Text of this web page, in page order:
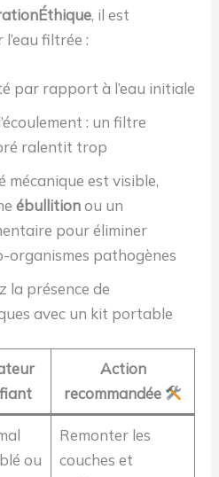
, il est
filtrée :
par rapport à l’eau initiale
: un filtre
ralentit trop
mécanique est visible,
ébullitionou un
pour éliminer
organismes pathogènes
la présence de
avec un kit portable
Action
recommandée
ou
Remonter les
couches et